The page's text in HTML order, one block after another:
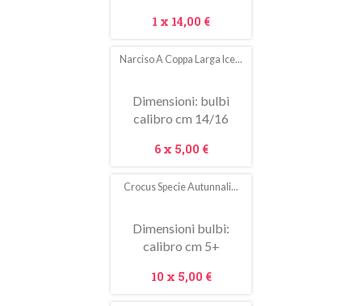
Prezzo
1 x 14,00 €
Narciso A Coppa Larga Ice...
Dimensioni: bulbi
calibro cm 14/16
Prezzo
6 x 5,00 €
Crocus Specie Autunnali...
Dimensioni bulbi:
calibro cm 5+
Prezzo
10 x 5,00 €